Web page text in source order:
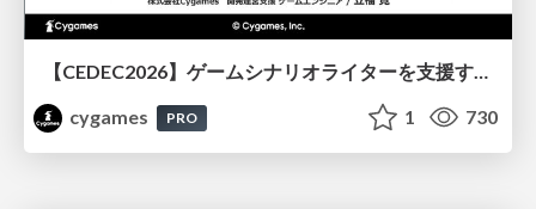
【CEDEC2026】ゲームシナリオライターを支援するAIツール開発の実践 ― 設計とプロンプトの工夫 ―
cygames
PRO 1 730